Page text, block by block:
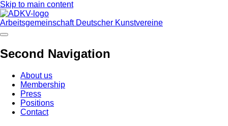
Skip to main content
Arbeitsgemeinschaft Deutscher Kunstvereine
Second Navigation
About us
Membership
Press
Positions
Contact